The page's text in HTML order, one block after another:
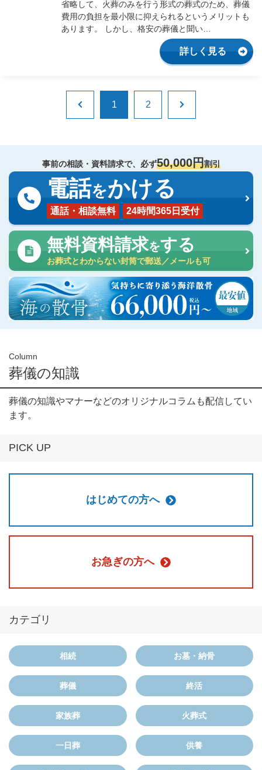
省略して、火葬のみを行う形式の葬式のため、葬儀
費用の負担を最小限に抑えられるというメリットも
あります。 しかし、格安の葬儀と聞い…
詳しく見る
1 2
事前の相談・資料請求で、必ず50,000円割引
電話をかける
通話・相談無料 24時間365日受付
無料資料請求をする
お葬式とわからない封筒で郵送／メールも可
Column
葬儀の知識
葬儀の知識やマナーなどのオリジナルコラムも配信してい
ます。
PICK UP
はじめての方へ
お急ぎの方へ
カテゴリ
相続 お墓・納骨
葬儀 終活
家族葬 火葬式
一日葬 供養